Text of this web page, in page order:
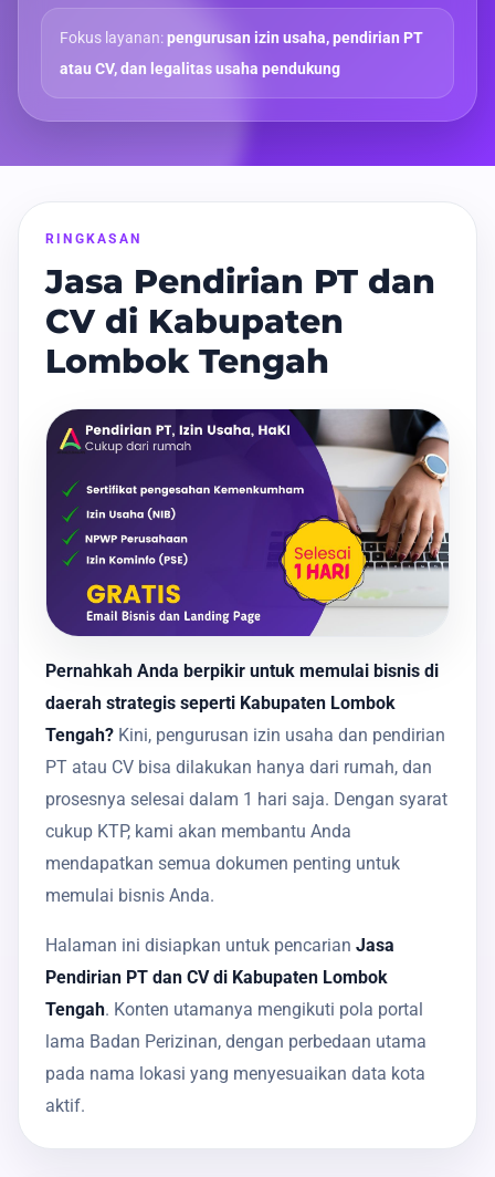
Fokus layanan:pengurusan izin usaha, pendirian PT
atau CV, dan legalitas usaha pendukung
RINGKASAN
Jasa Pendirian PT dan
CV di Kabupaten
Lombok Tengah
Pernahkah Anda berpikir untuk memulai bisnis di
daerah strategis seperti Kabupaten Lombok
Tengah? Kini, pengurusan izin usaha dan pendirian
PT atau CV bisa dilakukan hanya dari rumah, dan
prosesnya selesai dalam 1 hari saja. Dengan syarat
cukup KTP, kami akan membantu Anda
mendapatkan semua dokumen penting untuk
memulai bisnis Anda.
Halaman ini disiapkan untuk pencarian Jasa
Pendirian PT dan CV di Kabupaten Lombok
Tengah. Konten utamanya mengikuti pola portal
lama Badan Perizinan, dengan perbedaan utama
pada nama lokasi yang menyesuaikan data kota
aktif.